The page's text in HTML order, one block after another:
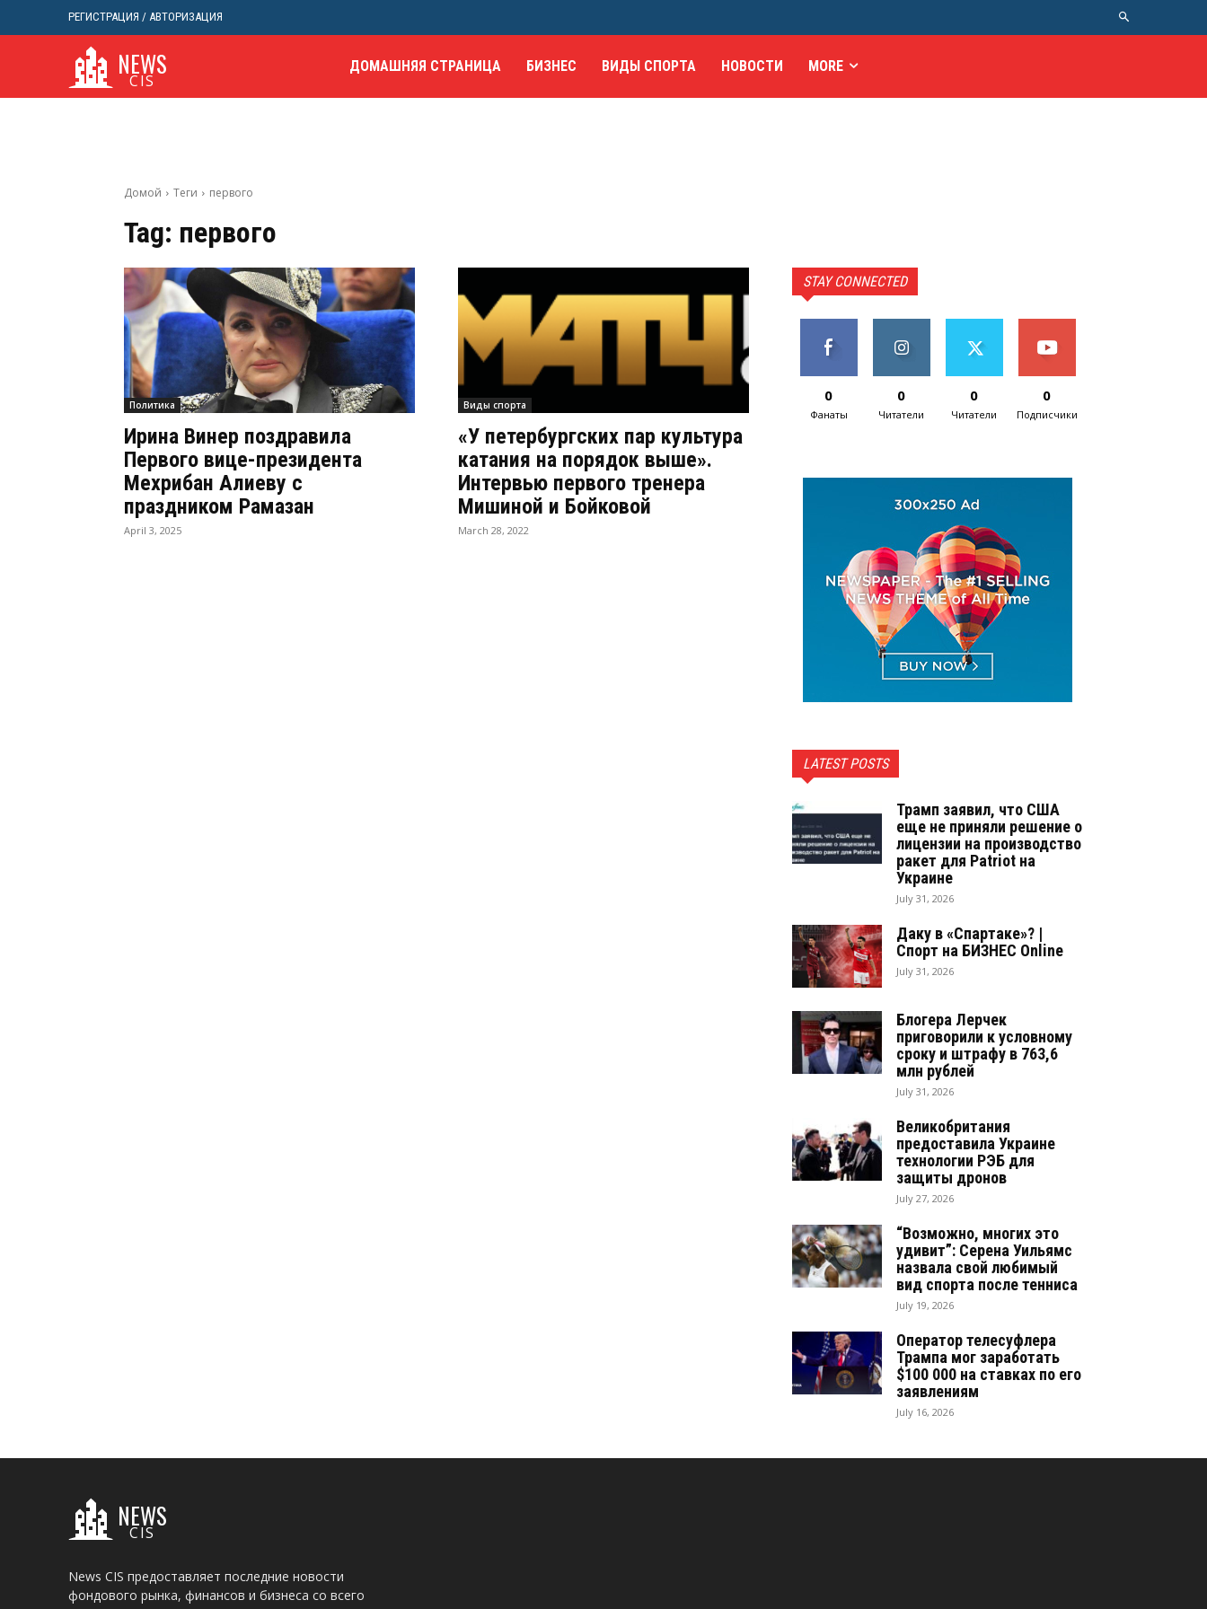
РЕГИСТРАЦИЯ / АВТОРИЗАЦИЯ
NEWS
CIS
ДОМАШНЯЯ СТРАНИЦА БИЗНЕС ВИДЫ СПОРТА НОВОСТИ MORE
Домой Теги первого
Tag: первого
Политика
Ирина Винер поздравила
Первого вице-президента
Мехрибан Алиеву с
праздником Рамазан
April 3, 2025
Виды спорта
«У петербургских пар культура
катания на порядок выше».
Интервью первого тренера
Мишиной и Бойковой
March 28, 2022
STAY CONNECTED
0
Фанаты
0
Читатели
0
Читатели
0
Подписчики
LATEST POSTS
Трамп заявил, что США
еще не приняли решение о
лицензии на производство
ракет для Patriot на
Украине
July 31, 2026
Даку в «Спартаке»? |
Спорт на БИЗНЕС Online
July 31, 2026
Блогера Лерчек
приговорили к условному
сроку и штрафу в 763,6
млн рублей
July 31, 2026
Великобритания
предоставила Украине
технологии РЭБ для
защиты дронов
July 27, 2026
“Возможно, многих это
удивит”: Серена Уильямс
назвала свой любимый
вид спорта после тенниса
July 19, 2026
Оператор телесуфлера
Трампа мог заработать
$100 000 на ставках по его
заявлениям
July 16, 2026
NEWS
CIS
News CIS предоставляет последние новости
фондового рынка, финансов и бизнеса со всего